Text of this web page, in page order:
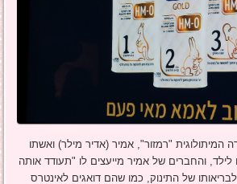
"רמזור", אמיר (אדיר מילר) ואשתו
והחברים של אמיר מייעצים לו "תעודד אותה
של התינוק, כמו שהם דואגים לאינטרס